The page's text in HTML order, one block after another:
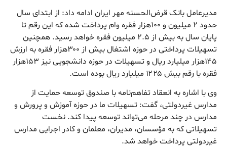
مدیرعامل بانک قرض‌الحسنه مهر ایران ادامه داد: از ابتدای سال
حدود ۲ میلیون و ۱۰۰هزار فقره وام پرداخت شده که این رقم تا
پایان سال به بیش از ۲.۵ میلیون فقره خواهد رسید. همچنین
تسهیلات پرداختی در حوزه اشتغال بیش از ۳۰۰هزار فقره به ارزش
۱۴۵هزار میلیارد ریال و تسهیلات در حوزه دانشجویی نیز ۱۵۳هزار
فقره با رقم بیش ۱۲۲۵ میلیارد ریال بوده است.
وی با اشاره به انعقاد تفاهم‌نامه با صندوق توسعه حمایت از
مدارس غیردولتی، گفت: تسهیلات ما در حوزه آموزش و پرورش و
مدارس در چند مرحله می‌تواند توسعه پیدا کند. نخست
تسهیلاتی که به مؤسسان، مدیران، معلمان و کادر اجرایی مدارس
غیردولتی پرداخت خواهد شد.